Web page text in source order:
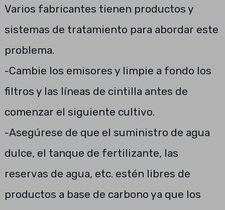
Varios fabricantes tienen productos y
sistemas de tratamiento para abordar este
problema.
-Cambie los emisores y limpie a fondo los
filtros y las líneas de cintilla antes de
comenzar el siguiente cultivo.
-Asegúrese de que el suministro de agua
dulce, el tanque de fertilizante, las
reservas de agua, etc. estén libres de
productos a base de carbono ya que los